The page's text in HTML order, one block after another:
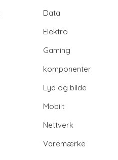
Data
Elektro
Gaming
komponenter
Lyd og bilde
Mobilt
Nettverk
Varemærke